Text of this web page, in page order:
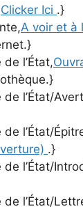
Clicker Ici .}
A voir et à
l’État,
de l’État/
l’État/
.}
de l’État/
de l’État/